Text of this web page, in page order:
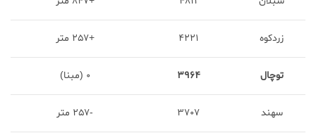
زردکوه ۴۲۲۱ +۲۵۷ متر
توچال ۳۹۶۴ ۰ (مبنا)
سهند ۳۷۰۷ -۲۵۷ متر